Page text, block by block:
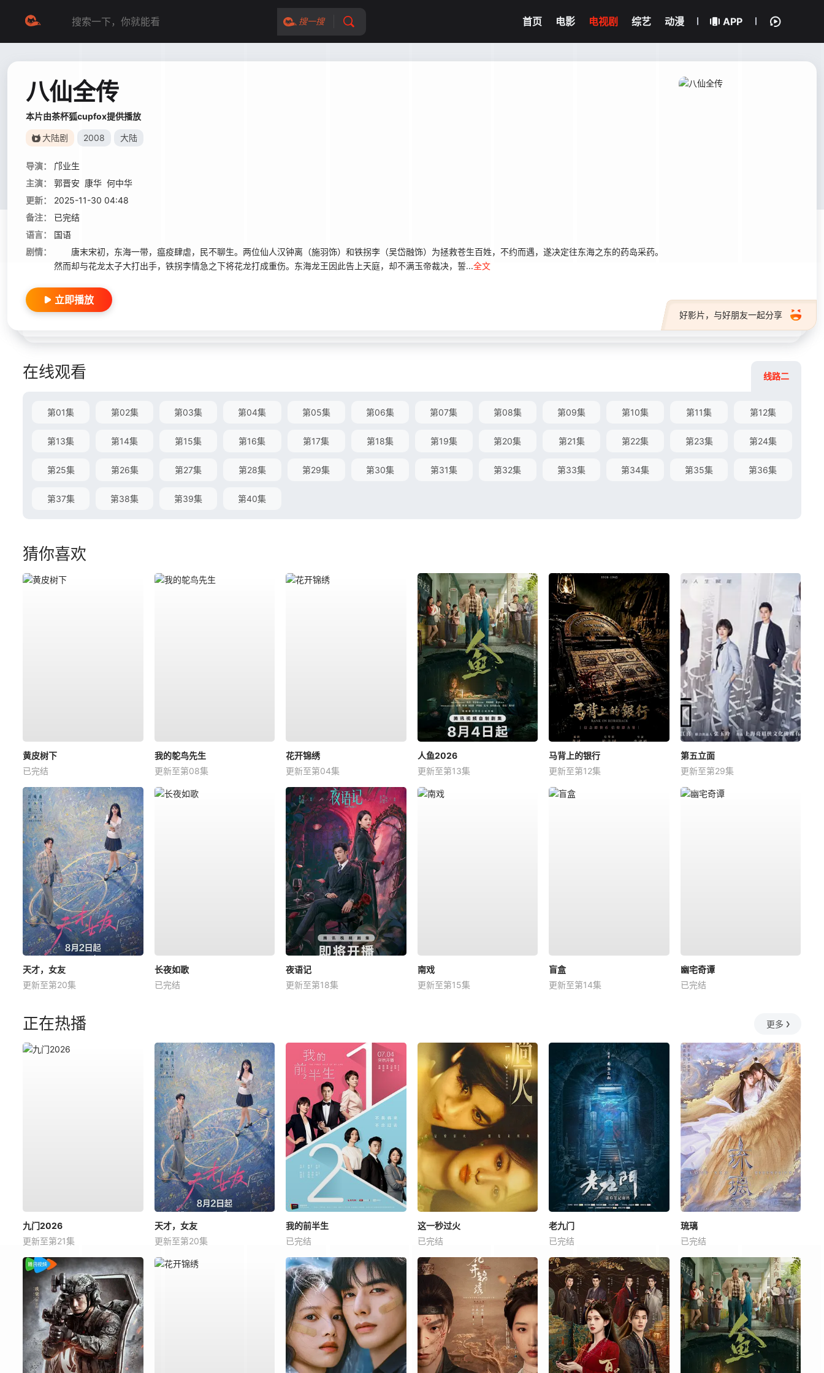
搜一搜 首页 电影 电视剧 综艺 动漫 APP
八仙全传
本片由茶杯狐cupfox提供播放
大陆剧 2008 大陆
导演：
邝业生
主演：
郭晋安 康华 何中华
更新：
2025-11-30 04:48
备注：
已完结
语言：
国语
剧情：
唐末宋初，东海一带，瘟疫肆虐，民不聊生。两位仙人汉钟离（施羽饰）和铁拐李（吴岱融饰）为拯救苍生百姓，不约而遇，遂决定往东海之东的药岛采药。
然而却与花龙太子大打出手，铁拐李情急之下将花龙打成重伤。东海龙王因此告上天庭，却不满玉帝裁决，誓...全文
好影片，与好朋友一起分享
立即播放
在线观看 线路二
第01集 第02集 第03集 第04集 第05集 第06集 第07集 第08集 第09集 第10集 第11集 第12集
第13集 第14集 第15集 第16集 第17集 第18集 第19集 第20集 第21集 第22集 第23集 第24集
第25集 第26集 第27集 第28集 第29集 第30集 第31集 第32集 第33集 第34集 第35集 第36集
第37集 第38集 第39集 第40集
猜你喜欢
黄皮树下
已完结
我的鸵鸟先生
更新至第08集
花开锦绣
更新至第04集
人鱼2026
更新至第13集
马背上的银行
更新至第12集
第五立面
更新至第29集
天才，女友
更新至第20集
长夜如歌
已完结
夜语记
更新至第18集
南戏
更新至第15集
盲盒
更新至第14集
幽宅奇谭
已完结
正在热播 更多
九门2026
更新至第21集
天才，女友
更新至第20集
我的前半生
已完结
这一秒过火
已完结
老九门
已完结
琉璃
已完结